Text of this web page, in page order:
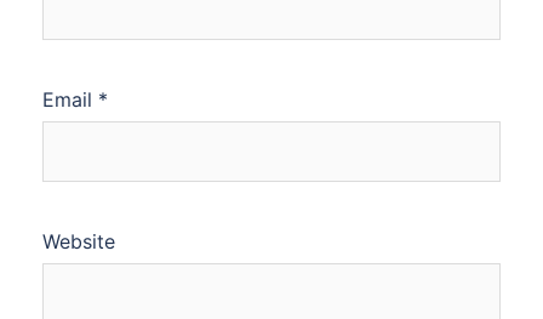
Email *
Website